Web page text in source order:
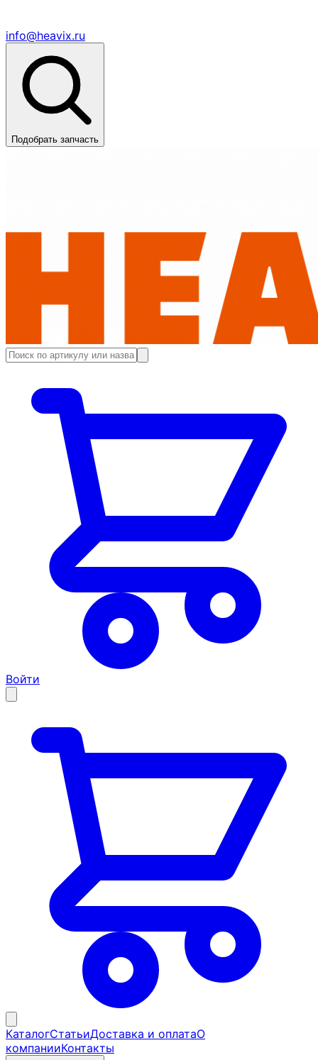
info@heavix.ru
Подобрать запчасть
Войти
КаталогСтатьиДоставка и оплатаО
компанииКонтакты